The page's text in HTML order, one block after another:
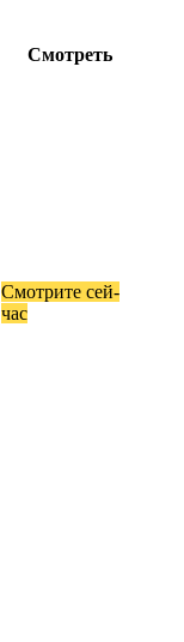
Смот­реть
Смот­ри­те сей­
час